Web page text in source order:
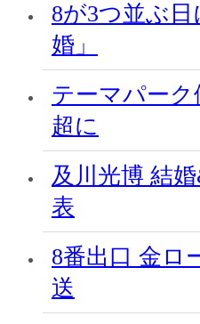
8が3つ並ぶ
婚」
テーマパーク
超に
及川光博 結
表
8番出口 金ロ
送